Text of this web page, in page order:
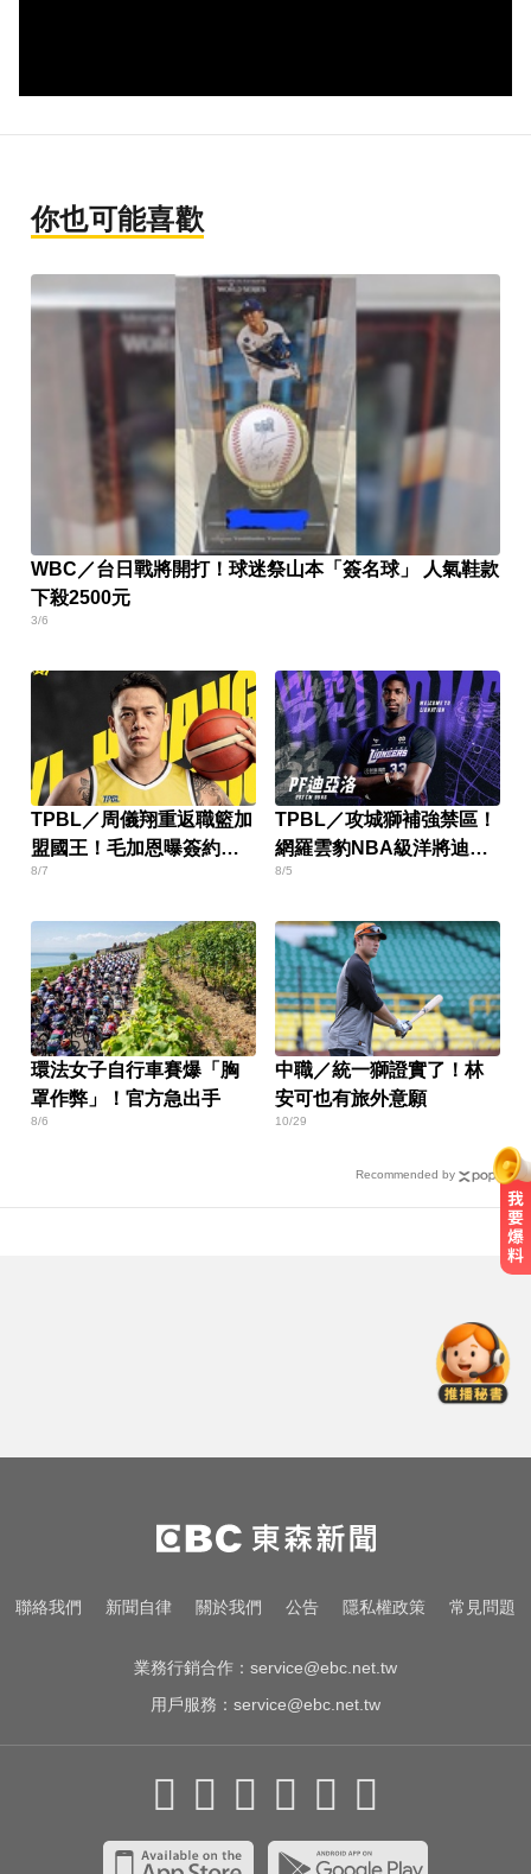
你也可能喜歡
WBC／台日戰將開打！球迷祭山本「簽名球」 人氣鞋款
下殺2500元
3/6
TPBL／周儀翔重返職籃加
盟國王！毛加恩曝簽約關
鍵
8/7
TPBL／攻城獅補強禁區！
網羅雲豹NBA級洋將迪亞
洛
8/5
環法女子自行車賽爆「胸
罩作弊」！官方急出手
8/6
中職／統一獅證實了！林
安可也有旅外意願
10/29
Recommended by
事長撤出經營層
隔夜菜藏致命危機？醫揭預防食物
中毒關鍵
總統：勞工是經濟進步幕後英雄 盼
聯絡我們 新聞自律 關於我們 公告 隱私權政策 常見問題
業務行銷合作： service@ebc.net.tw
用戶服務： service@ebc.net.tw